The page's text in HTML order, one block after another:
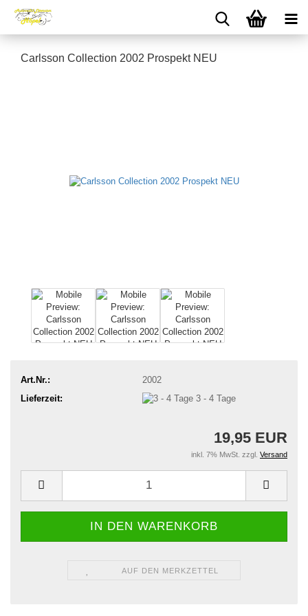
Carlsson Collection 2002 Prospekt NEU
Art.Nr.:
2002
Lieferzeit:
3 - 4 Tage
19,95 EUR
inkl. 7% MwSt. zzgl. Versand
AUF DEN MERKZETTEL